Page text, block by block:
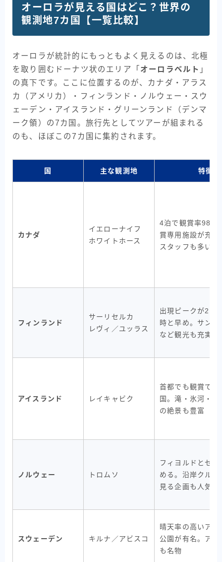
オーロラが見える国はどこ？世界の
観測地7カ国【一覧比較】
オーロラが統計的にもっともよく見えるのは、北極
を取り囲むドーナツ状のエリア「 オーロラベルト 」
の真下です。ここに位置するのが、カナダ・アラス
カ（アメリカ）・フィンランド・ノルウェー・スウ
ェーデン・アイスランド・グリーンランド（デンマ
ーク領）の7カ国。旅行先としてツアーが組まれる
のも、ほぼこの7カ国に集約されます。
国 主な観測地 特徴
カナダ
イエローナイフ
ホワイトホース
4泊で観賞率98%
賞専用施設が充実
スタッフも多い
フィンランド
サーリセルカ
レヴィ／ユッラス
出現ピークが21
時と早め。サンタ
など観光も充実
アイスランド レイキャビク
首都でも観賞でき
国。滝・氷河・温
の絶景も豊富
ノルウェー トロムソ
フィヨルドとセッ
める。沿岸クルー
見る企画も人気
スウェーデン キルナ／アビスコ
晴天率の高いアビ
公園が有名。アイ
も名物